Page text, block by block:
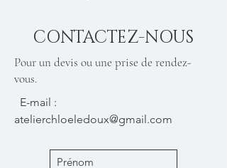
CONTACTEZ-NOUS
Pour un devis ou une prise de rendez-
vous.
E-mail :
atelierchloeledoux@gmail.com